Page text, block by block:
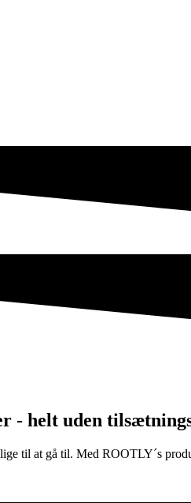
- helt uden
til at gå til. Med ROOTLY´s